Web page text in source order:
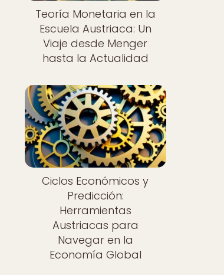
Teoría Monetaria en la
Escuela Austriaca: Un
Viaje desde Menger
hasta la Actualidad
Ciclos Económicos y
Predicción:
Herramientas
Austriacas para
Navegar en la
Economía Global